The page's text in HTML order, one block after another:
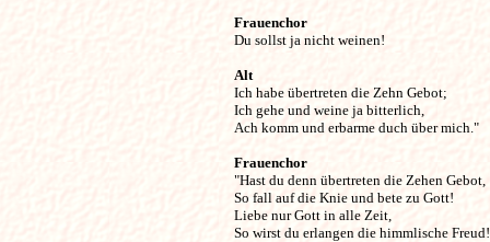
Frauenchor
Du sollst ja nicht weinen!
Alt
Ich habe übertreten die Zehn Gebot;
Ich gehe und weine ja bitterlich,
Ach komm und erbarme duch über mich."
Frauenchor
"Hast du denn übertreten die Zehen Gebot,
So fall auf die Knie und bete zu Gott!
Liebe nur Gott in alle Zeit,
So wirst du erlangen die himmlische